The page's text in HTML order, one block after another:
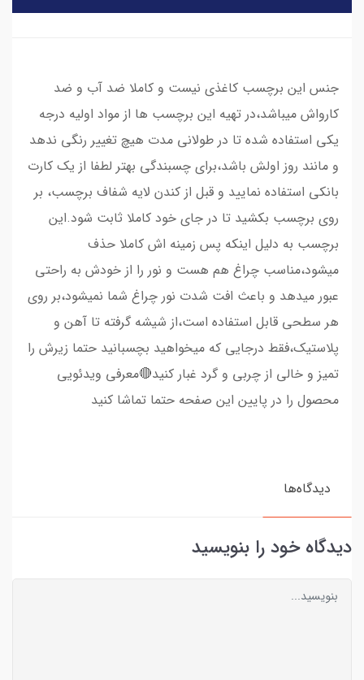
جنس این برچسب کاغذی نیست و کاملا ضد آب و ضد
کارواش میباشد،در تهیه این برچسب ها از مواد اولیه درجه
یکی استفاده شده تا در طولانی مدت هیچ تغییر رنگی ندهد
و مانند روز اولش باشد،برای چسبندگی بهتر لطفا از یک کارت
بانکی استفاده نمایید و قبل از کندن لایه شفاف برچسب، بر
روی برچسب بکشید تا در جای خود کاملا ثابت شود.این
برچسب به دلیل اینکه پس زمینه اش کاملا حذف
میشود،مناسب چراغ هم هست و نور را از خودش به راحتی
عبور میدهد و باعث افت شدت نور چراغ شما نمیشود،بر روی
هر سطحی قابل استفاده است،از شیشه گرفته تا آهن و
پلاستیک،فقط درجایی که میخواهید بچسبانید حتما زیرش را
تمیز و خالی از چربی و گرد غبار کنید🔴معرفی ویدئویی
محصول را در پایین این صفحه حتما تماشا کنید
دیدگاه‌ها
دیدگاه خود را بنویسید